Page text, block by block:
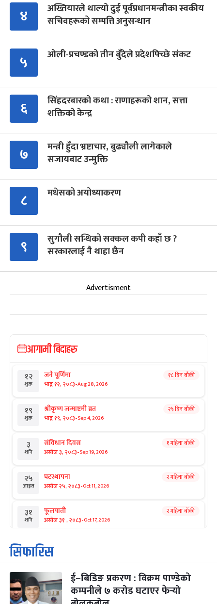
४
अख्तियारले थाल्यो दुई पूर्वप्रधानमन्त्रीका स्वकीय
सचिवहरूको सम्पत्ति अनुसन्धान
५ ओली-प्रचण्डको तीन बुँदेले प्रदेशपिच्छे संकट
६
सिंहदरबारको कथा : राणाहरूको शान, सत्ता
शक्तिको केन्द्र
७
मन्त्री हुँदा भ्रष्टाचार, बुढ्यौली लागेकाले
सजायबाट उन्मुक्ति
८ मधेसको अयोध्याकरण
९
सुगौली सन्धिको सक्कल कपी कहाँ छ ?
सरकारलाई नै थाहा छैन
Advertisment
आगामी बिदाहरु
१२
शुक्र
जनै पूर्णिमा
भाद्र १२, २०८३-Aug 28, 2026
१८ दिन बाँकी
१९
शुक्र
श्रीकृष्ण जन्माष्टमी व्रत
भाद्र १९, २०८३-Sep 4, 2026
२५ दिन बाँकी
३
शनि
संविधान दिवस
असोज ३, २०८३-Sep 19, 2026
१ महिना बाँकी
२५
आइत
घटस्थापना
असोज २५, २०८३-Oct 11, 2026
२ महिना बाँकी
३१
शनि
फूलपाती
असोज ३१ , २०८३-Oct 17, 2026
२ महिना बाँकी
१
आइत
कार्तिक सङ्क्रान्ति
कार्तिक १, २०८३
३
मंगल
महानवमी
कार्तिक ३, २०८३-Oct 20, 2026
२ महिना बाँकी
सिफारिस
ई–बिडिङ प्रकरण : विक्रम पाण्डेको
कम्पनीले ७ करोड घटाएर फेर्‍यो